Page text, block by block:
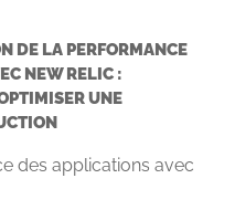
DE LA PERFORMANCE
NEW RELIC :
UNE
des applications avec